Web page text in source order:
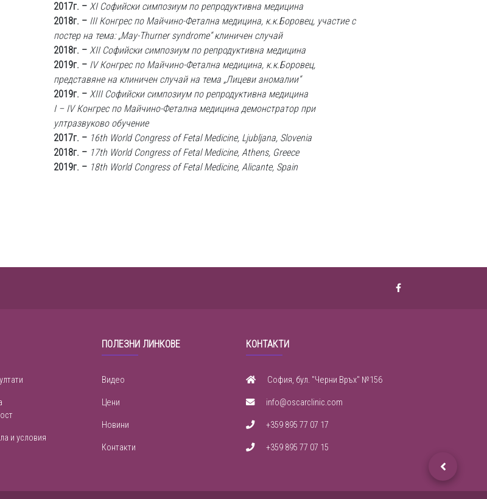
2017г. – XI Софийски симпозиум по репродуктивна медицина
2018г. – III Конгрес по Майчино-Фетална медицина, к.к.Боровец, участие с
постер на тема: „May-Thurner syndrome“ клиничен случай
2018г. – XII Софийски симпозиум по репродуктивна медицина
2019г. – IV Конгрес по Майчино-Фетална медицина, к.к.Боровец,
представяне на клиничен случай на тема „Лицеви аномалии“
2019г. – XIII Софийски симпозиум по репродуктивна медицина
I – IV Конгрес по Майчино-Фетална медицина демонстратор при
ултразвуково обучение
2017г. – 16th World Congress of Fetal Medicine, Ljubljana, Slovenia
2018г. – 17th World Congress of Fetal Medicine, Athens, Greece
2019г. – 18th World Congress of Fetal Medicine, Alicante, Spain
и условия
ПОЛЕЗНИ ЛИНКОВЕ
Видео
Цени
Новини
Контакти
КОНТАКТИ
София, бул. "Черни Връх" №156
info@oscarclinic.com
+359 895 77 07 17
+359 895 77 07 15